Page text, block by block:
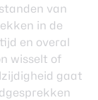
van
in de
en overal
wisselt of
gaat